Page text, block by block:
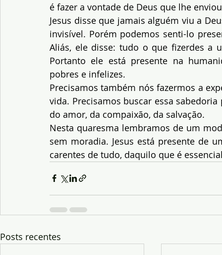
é fazer a vontade de Deus que lhe
Jesus disse que jamais alguém viu a
invisível. Porém podemos senti-lo
Aliás, ele disse: tudo o que fizerdes a
Portanto ele está presente na
pobres e infelizes.
Precisamos também nós fazermos a
vida. Precisamos buscar essa
do amor, da compaixão, da salvação.
Nesta quaresma lembramos de um
sem moradia. Jesus está presente de
carentes de tudo, daquilo que é
Posts recentes